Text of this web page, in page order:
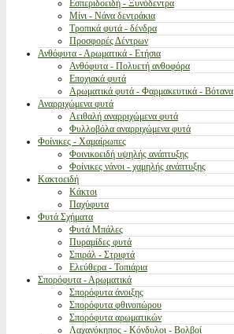
Εσπεριδοειδή - Ξυνόδεντρα
Μίνι - Νάνα δεντράκια
Τροπικά φυτά - δένδρα
Προσφορές Δέντρων
Ανθόφυτα - Αρωματικά - Ετήσια
Ανθόφυτα - Πολυετή ανθοφόρα
Εποχιακά φυτά
Αρωματικά φυτά - Φαρμακευτικά - Βότανα
Αναρριχώμενα φυτά
Αειθαλή αναρριχώμενα φυτά
Φυλλοβόλα αναρριχώμενα φυτά
Φοίνικες - Χαμαίρωπες
Φοινικοειδή υψηλής ανάπτυξης
Φοίνικες νάνοι - χαμηλής ανάπτυξης
Κακτοειδή
Κάκτοι
Παχύφυτα
Φυτά Σχήματα
Φυτά Μπάλες
Πυραμίδες φυτά
Σπιράλ - Στριφτά
Ελεύθερα - Τοπιάρια
Σπορόφυτα - Αρωματικά
Σπορόφυτα άνοιξης
Σπορόφυτα φθινοπώρου
Σπορόφυτα αρωματικών
Λαχανόκηπος - Κόνδυλοι - Βολβοί